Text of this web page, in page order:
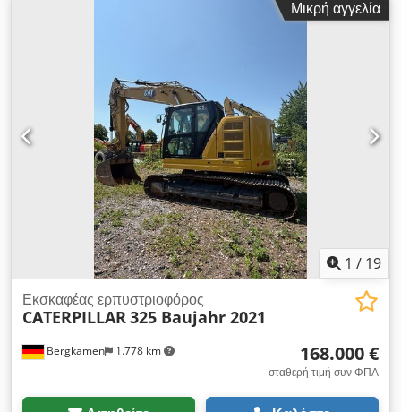
Μικρή αγγελία
1 / 19
Bergkamen 1.778 km
Εκσκαφέας ερπυστριοφόρος
CATERPILLAR325 Baujahr 2021
168.000 €
σταθερή τιμή συν ΦΠΑ